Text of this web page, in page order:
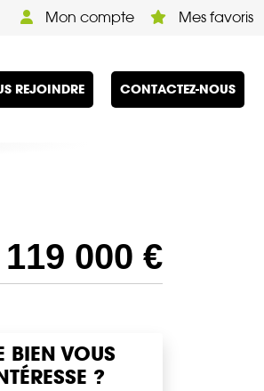
Mon compte Mes favoris
REJOINDRE CONTACTEZ-NOUS
119 000 €
BIEN VOUS
?